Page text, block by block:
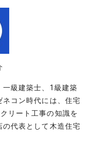
級建築士、1級建築
コン時代には、住宅
リート工事の知識を
代表として木造住宅